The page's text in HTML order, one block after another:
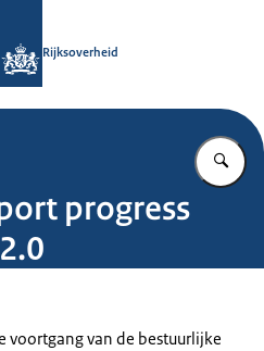
Rijksoverheid
progress
voortgang van de bestuurlijke